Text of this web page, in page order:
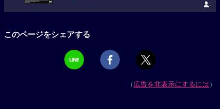
-
このページをシェアする
（広告を非表示にするには）